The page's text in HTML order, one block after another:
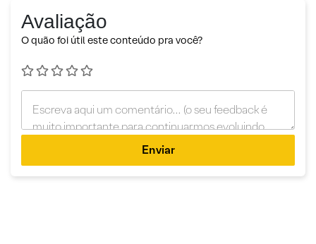
Avaliação
O quão foi útil este conteúdo pra você?
Enviar